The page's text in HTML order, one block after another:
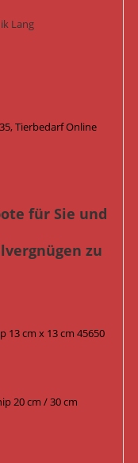
Lang
Tierbedarf Online
für Sie und
zu
13 cm x 13 cm 45650
20 cm / 30 cm